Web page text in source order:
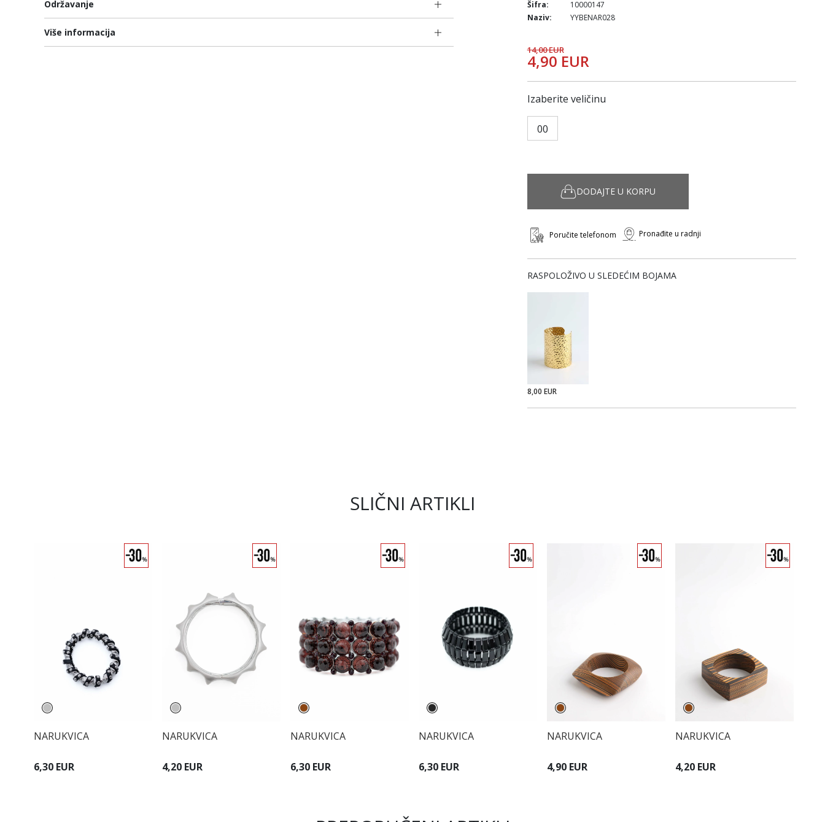
Održavanje
Više informacija
Šifra:
10000147
Naziv:
YYBENAR028
14,00 EUR
4,90 EUR
Izaberite veličinu
00
DODAJTE U KORPU
Poručite telefonom Pronađite u radnji
RASPOLOŽIVO U SLEDEĆIM BOJAMA
8,00 EUR
SLIČNI ARTIKLI
NARUKVICA
6,30 EUR
NARUKVICA
4,20 EUR
NARUKVICA
6,30 EUR
NARUKVICA
6,30 EUR
NARUKVICA
4,90 EUR
NARUKVICA
4,20 EUR